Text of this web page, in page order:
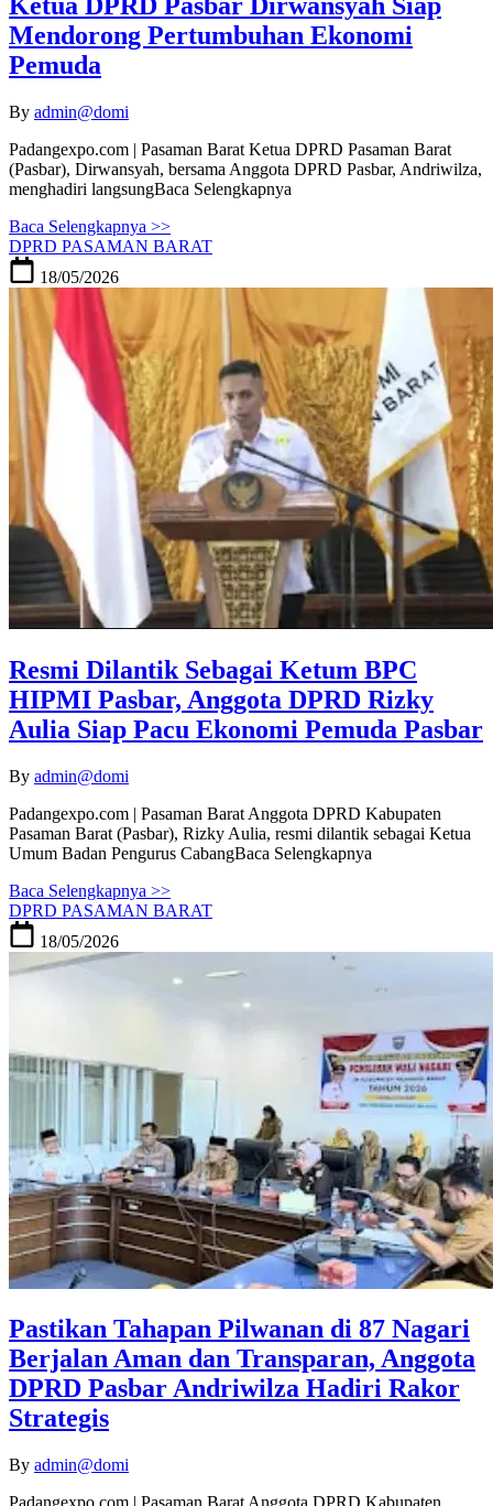
Mendorong Pertumbuhan Ekonomi
Pemuda
By admin@domi
Padangexpo.com | Pasaman Barat Ketua DPRD Pasaman Barat
(Pasbar), Dirwansyah, bersama Anggota DPRD Pasbar, Andriwilza,
menghadiri langsungBaca Selengkapnya
Baca Selengkapnya >>
DPRD PASAMAN BARAT
18/05/2026
Resmi Dilantik Sebagai Ketum BPC
HIPMI Pasbar, Anggota DPRD Rizky
Aulia Siap Pacu Ekonomi Pemuda Pasbar
By admin@domi
Padangexpo.com | Pasaman Barat Anggota DPRD Kabupaten
Pasaman Barat (Pasbar), Rizky Aulia, resmi dilantik sebagai Ketua
Umum Badan Pengurus CabangBaca Selengkapnya
Baca Selengkapnya >>
DPRD PASAMAN BARAT
18/05/2026
Pastikan Tahapan Pilwanan di 87 Nagari
Berjalan Aman dan Transparan, Anggota
DPRD Pasbar Andriwilza Hadiri Rakor
Strategis
By admin@domi